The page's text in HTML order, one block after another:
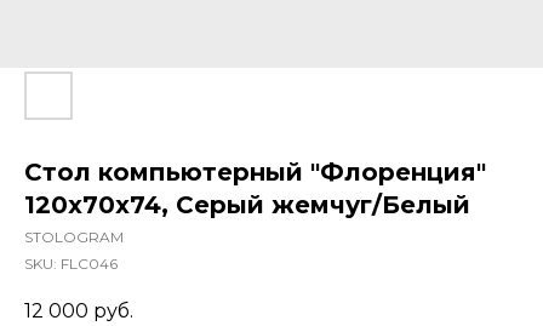
Стол компьютерный "Флоренция"
120х70х74, Серый жемчуг/Белый
STOLOGRAM
SKU: FLC046
12 000 руб.